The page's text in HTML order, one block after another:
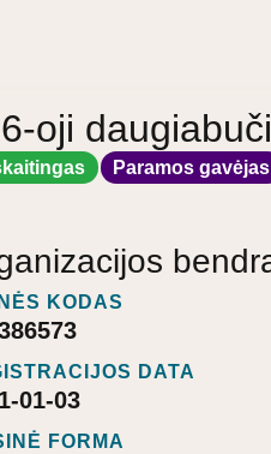
oji
Paramos gavėjas
KODAS
DATA
01-03
FORMA